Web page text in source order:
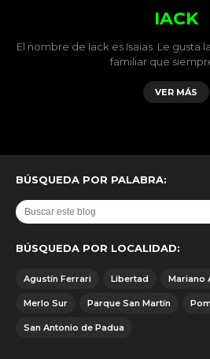
IACK
El nombre de Iack es Isaias. Le gusta
familiar que
VER MÁS
BÚSQUEDA POR PALABRA:
BÚSQUEDA POR LOCALIDAD:
Agustín Ferrari Libertad Mariano
Merlo Sur Parque San Martín
San Antonio de Padua